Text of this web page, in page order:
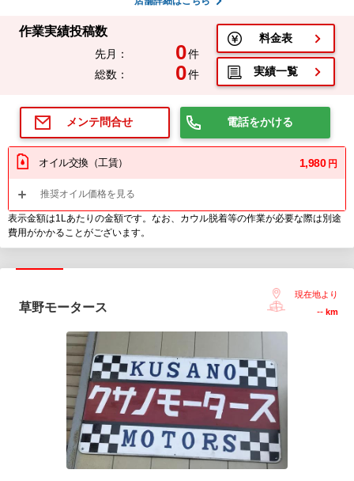
作業実績投稿数
先月： 0件
総数：
0件
料金表
実績一覧
メンテ問合せ 電話をかける
オイル交換（工賃） 1,980 円
推奨オイル価格を見る
表示金額は1Lあたりの金額です。なお、カウル脱着等の作業が必要な際は別途
費用がかかることがございます。
草野モータース
現在地より
-- km